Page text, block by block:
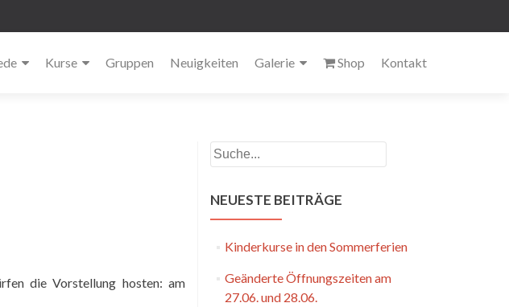
Kurse Gruppen Neuigkeiten Galerie Shop Kontakt
die Vorstellung hosten: am
NEUESTE BEITRÄGE
Kinderkurse in den Sommerferien
Geänderte Öffnungszeiten am
27.06. und 28.06.